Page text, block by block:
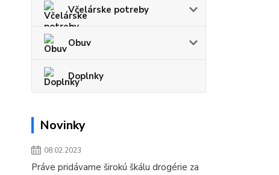
Včelárske potreby
Obuv
Doplnky
Novinky
08.02.2023
Práve pridávame širokú škálu drogérie za